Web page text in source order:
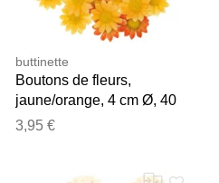
buttinette
Boutons de fleurs,
jaune/orange, 4 cm Ø, 40
pièces
3,95 €